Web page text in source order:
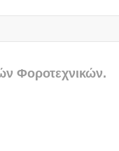
Φοροτεχνικών.